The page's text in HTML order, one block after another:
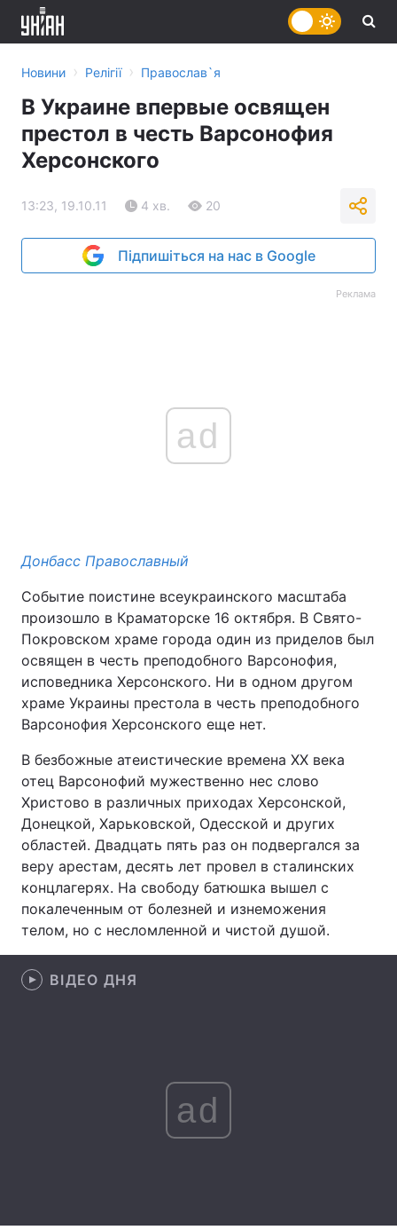
Головна Війна
Україна Політика
Спорт
Туризм
Лонгріди
Новини › Релігії › Православ`я
В Украине впервые освящен
престол в честь Варсонофия
Херсонского
13:23, 19.10.11 4 хв. 20
Підпишіться на нас в Google
Реклама
ad
Донбасс Православный
Событие поистине всеукраинского масштаба
произошло в Краматорске 16 октября. В Свято-
Покровском храме города один из приделов был
освящен в честь преподобного Варсонофия,
исповедника Херсонского. Ни в одном другом
храме Украины престола в честь преподобного
Варсонофия Херсонского еще нет.
В безбожные атеистические времена XX века
отец Варсонофий мужественно нес слово
Христово в различных приходах Херсонской,
Донецкой, Харьковской, Одесской и других
областей. Двадцать пять раз он подвергался за
веру арестам, десять лет провел в сталинских
концлагерях. На свободу батюшка вышел с
покалеченным от болезней и изнеможения
телом, но с несломленной и чистой душой.
ВІДЕО ДНЯ
ad